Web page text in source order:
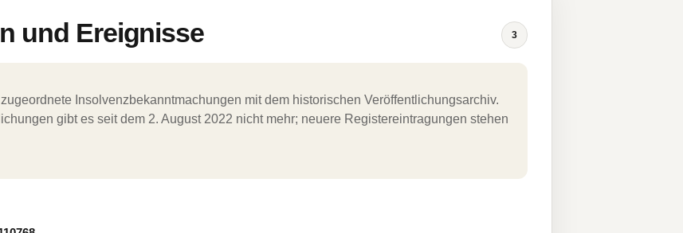
und Ereignisse 3
Insolvenzbekanntmachungen mit dem historischen Veröffentlichungsarchiv.
gibt es seit dem 2. August 2022 nicht mehr; neuere Registereintragungen stehen